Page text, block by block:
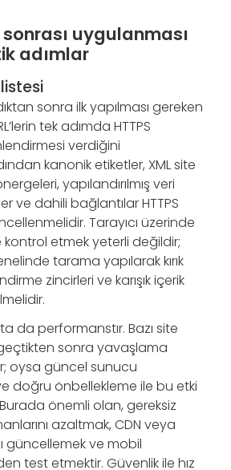
sonrası uygulanması
adımlar
sonra ilk yapılması gereken
tek adımda HTTPS
verdiğini
kanonik etiketler, XML site
yapılandırılmış veri
ve dahili bağlantılar HTTPS
Tarayıcı üzerinde
kontrol etmek yeterli değildir;
tarama yapılarak kırık
zincirleri ve karışık içerik
da performanstır. Bazı site
geçtikten sonra yavaşlama
oysa güncel sunucu
doğru önbellekleme ile bu etki
Burada önemli olan, gereksiz
azaltmak, CDN veya
güncellemek ve mobil
test etmektir. Güvenlik ile hız